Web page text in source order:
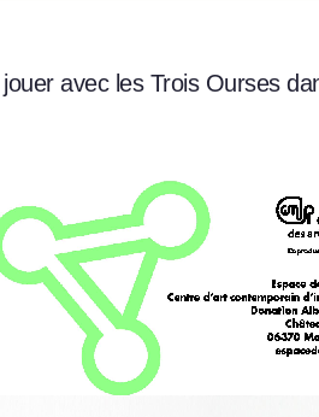
avec les Trois Ourses